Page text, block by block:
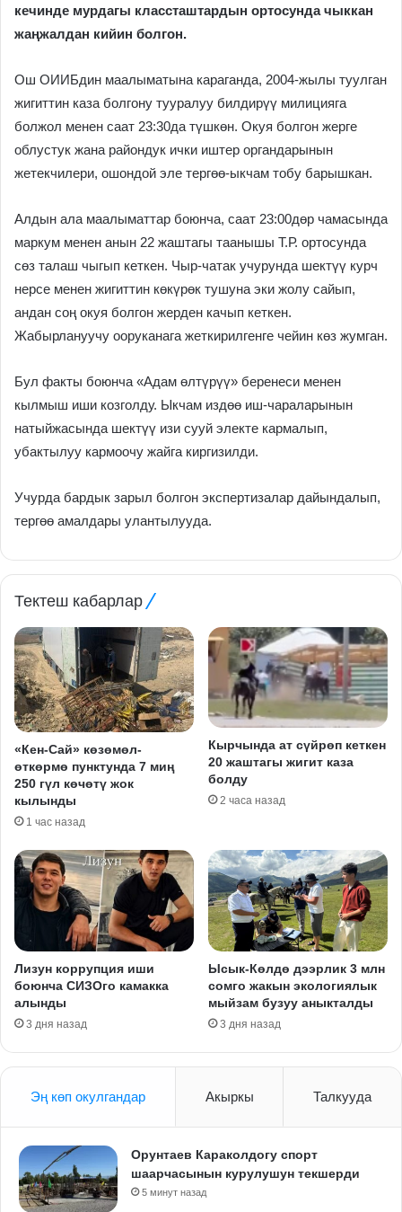
кечинде мурдагы классташтардын ортосунда чыккан
жаңжалдан кийин болгон.
Ош ОИИБдин маалыматына караганда, 2004-жылы туулган
жигиттин каза болгону тууралуу билдирүү милицияга
болжол менен саат 23:30да түшкөн. Окуя болгон жерге
облустук жана райондук ички иштер органдарынын
жетекчилери, ошондой эле тергөө-ыкчам тобу барышкан.
Алдын ала маалыматтар боюнча, саат 23:00дөр чамасында
маркум менен анын 22 жаштагы таанышы Т.Р. ортосунда
сөз талаш чыгып кеткен. Чыр-чатак учурунда шектүү курч
нерсе менен жигиттин көкүрөк тушуна эки жолу сайып,
андан соң окуя болгон жерден качып кеткен.
Жабырлануучу ооруканага жеткирилгенге чейин көз жумган.
Бул факты боюнча «Адам өлтүрүү» беренеси менен
кылмыш иши козголду. Ыкчам издөө иш-чараларынын
натыйжасында шектүү изи сууй электе кармалып,
убактылуу кармоочу жайга киргизилди.
Учурда бардык зарыл болгон экспертизалар дайындалып,
тергөө амалдары улантылууда.
Тектеш кабарлар
«Кен-Сай» көзөмөл-
өткөрмө пунктунда 7 миң
250 гүл көчөтү жок
кылынды
1 час назад
Кырчында ат сүйрөп кеткен
20 жаштагы жигит каза
болду
2 часа назад
Лизун коррупция иши
боюнча СИЗОго камакка
алынды
3 дня назад
Ысык-Көлдө дээрлик 3 млн
сомго жакын экологиялык
мыйзам бузуу аныкталды
3 дня назад
Эң көп окулгандар Акыркы Талкууда
Орунтаев Караколдогу спорт
шаарчасынын курулушун текшерди
5 минут назад